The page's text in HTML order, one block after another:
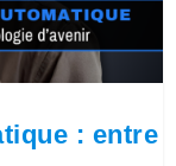
: entre